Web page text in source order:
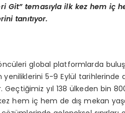
Git”temasıyla ilk kez hem iç
tanıtıyor.
global platformlarda
5-9 Eylül tarihlerinde
yıl 138 ülkeden bin
hem iç hem de dış mekan